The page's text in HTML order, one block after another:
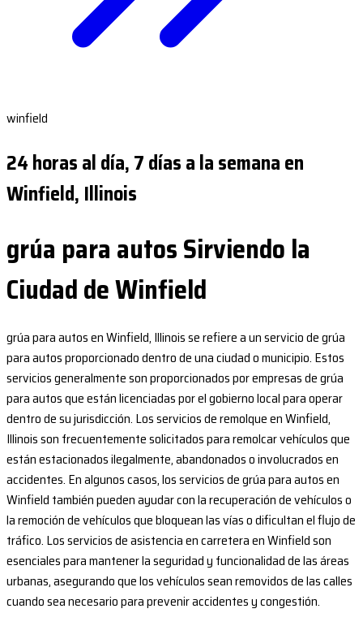
winfield
24 horas al día, 7 días a la semana en
Winfield, Illinois
grúa para autos Sirviendo la
Ciudad de Winfield
grúa para autos en Winfield, Illinois se refiere a un servicio de grúa
para autos proporcionado dentro de una ciudad o municipio. Estos
servicios generalmente son proporcionados por empresas de grúa
para autos que están licenciadas por el gobierno local para operar
dentro de su jurisdicción. Los servicios de remolque en Winfield,
Illinois son frecuentemente solicitados para remolcar vehículos que
están estacionados ilegalmente, abandonados o involucrados en
accidentes. En algunos casos, los servicios de grúa para autos en
Winfield también pueden ayudar con la recuperación de vehículos o
la remoción de vehículos que bloquean las vías o dificultan el flujo de
tráfico. Los servicios de asistencia en carretera en Winfield son
esenciales para mantener la seguridad y funcionalidad de las áreas
urbanas, asegurando que los vehículos sean removidos de las calles
cuando sea necesario para prevenir accidentes y congestión.